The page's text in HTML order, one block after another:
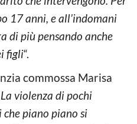
17 anni, e all’indomani
di più pensando anche
figli“.
commossa Marisa
violenza di pochi
piano piano si